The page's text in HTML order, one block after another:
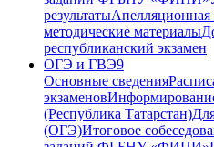
результатыАпелляционная
методические материалы
республиканский экзамен
ОГЭ и ГВЭ9
Основные сведения
экзаменов
(Республика Татарстан)
(ОГЭ)Итоговое